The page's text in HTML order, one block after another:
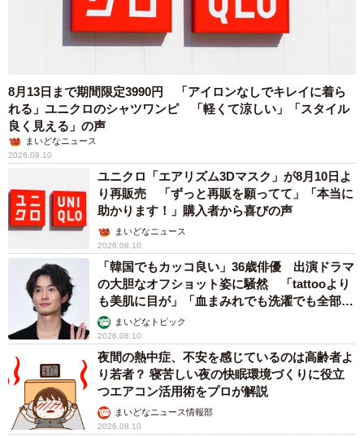
◇ ◇
▽男性の美容皮膚科『メンズリゼ』調べ
8月13日まで期間限定3990円 「アイロンなしでキレイに着ら
れる」ユニクロのシャツワンピ 「軽くて涼しい」「スタイル
良く見える」の声
まいどなニュース
2026.08.10
ユニクロ「エアリズム3Dマスク」が8月10日よ
り再販売 「ずっと再販を願ってて」「本当に
助かります！」購入者から喜びの声
まいどなニュース
2026.08.10
「韓国でもカッコ良い」36歳俳優 出演ドラマ
の大胆なオフショット姿に騒然 「tattooより
も美肌に目が」「血まみれでも洗濯でも全部か
っこいい」
まいどなトピック
2026.08.10
夜間の熱中症、不安を感じているのは高齢者よ
り若者？ 寝苦しい夜の快眠環境づくりに役立
つエアコン活用術をプロが解説
まいどなニュース情報部
2026.08.10